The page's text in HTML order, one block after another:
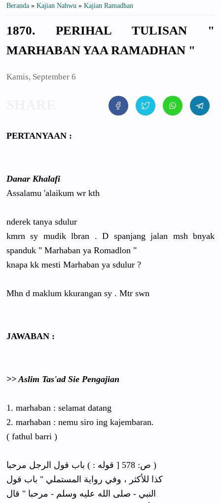
Beranda » Kajian Nahwu » Kajian Ramadhan
1870. PERIHAL TULISAN "
MARHABAN YAA RAMADHAN "
Kamis, September 6
PERTANYAAN :
Danar Khalafi
Assalamu 'alaikum wr kth
nderek tanya sdulur
kmrn sy mudik lbran . D spanjang jalan msh bnyak
spanduk " Marhaban ya Romadlon "
knapa kk mesti Marhaban ya sdulur ?
Mhn d maklum kkurangan sy . Mtr swn
JAWABAN :
>> Aslim Tas'ad Sie Pengajian
1. marhaban : selamat datang
2. marhaban : nemu siro ing kajembaran.
( fathul barri )
ﺹ: 578 [ ﻗﻮﻟﻪ : ) ﺑﺎﺏ ﻗﻮﻝ ﺍﻟﺮﺟﻞ ﻣﺮﺣﺒﺎ )
ﻛﺬﺍ ﻟﻸﻛﺜﺮ ، ﻭﻓﻲ ﺭﻭﺍﻳﺔ ﺍﻟﻤﺴﺘﻤﻠﻲ " ﺑﺎﺏ ﻗﻮﻝ
ﺍﻟﻨﺒﻲ - ﺻﻠﻰ ﺍﻟﻠﻪ ﻋﻠﻴﻪ ﻭﺳﻠﻢ - ﻣﺮﺣﺒﺎ " ﻗﺎﻝ